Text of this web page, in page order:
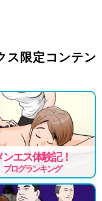
ス限定コンテン
ンエス体験記！
ブログランキング